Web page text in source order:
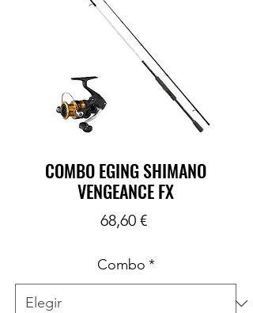
COMBO EGING SHIMANO
VENGEANCE FX
68,60 €Precio
Combo *